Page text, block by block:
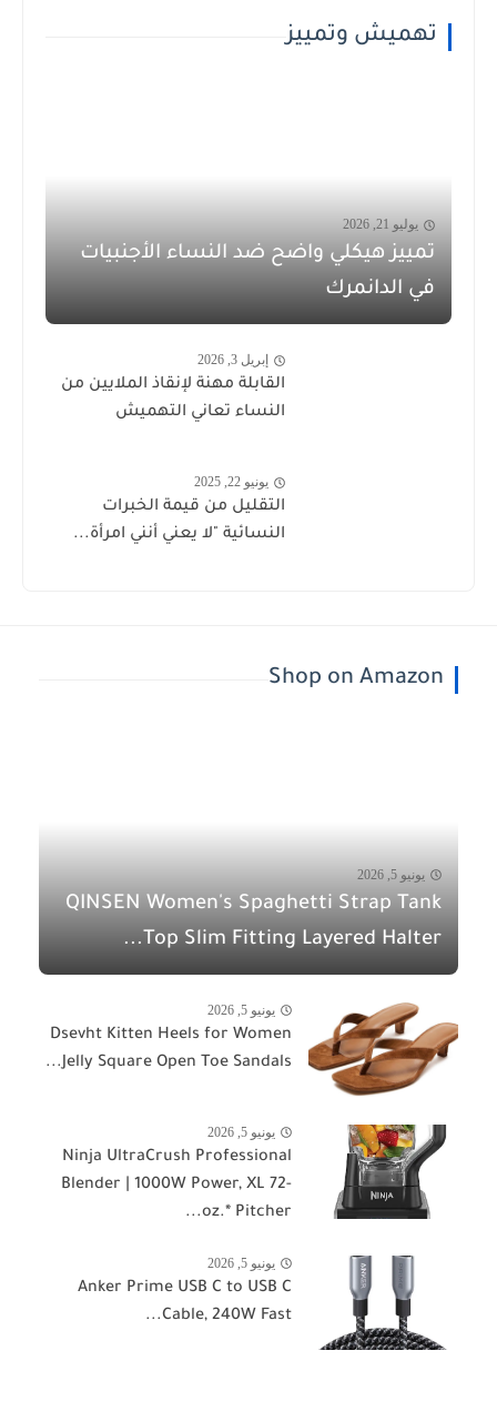
تهميش وتمييز
يوليو 21, 2026
تمييز هيكلي واضح ضد النساء الأجنبيات
في الدانمرك
إبريل 3, 2026
القابلة مهنة لإنقاذ الملايين من
النساء تعاني التهميش
يونيو 22, 2025
التقليل من قيمة الخبرات
النسائية "لا يعني أنني امرأة...
Shop on Amazon
يونيو 5, 2026
QINSEN Women's Spaghetti Strap Tank
Top Slim Fitting Layered Halter...
يونيو 5, 2026
Dsevht Kitten Heels for Women
Jelly Square Open Toe Sandals...
يونيو 5, 2026
Ninja UltraCrush Professional
Blender | 1000W Power, XL 72-
oz.* Pitcher...
يونيو 5, 2026
Anker Prime USB C to USB C
Cable, 240W Fast...